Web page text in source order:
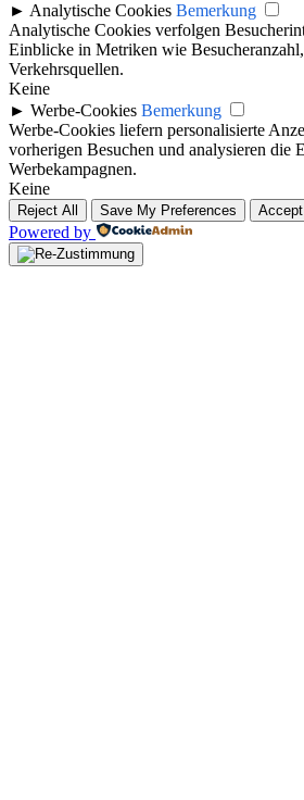
► Analytische Cookies Bemerkung
Analytische Cookies verfolgen
Einblicke in Metriken wie
Verkehrsquellen.
Keine
► Werbe-Cookies Bemerkung
Werbe-Cookies liefern personalisierte
vorherigen Besuchen und analysieren die
Werbekampagnen.
Keine
Reject All Save My Preferences Accept
Powered by